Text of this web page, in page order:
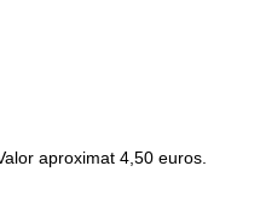
aproximat 4,50 euros.